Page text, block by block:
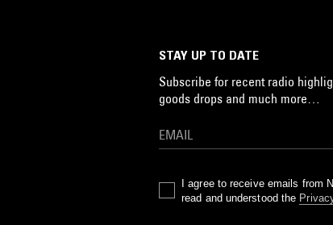
STAY UP TO DATE
Subscribe for recent radio
goods drops and much more…
I agree to receive emails from
read and understood the